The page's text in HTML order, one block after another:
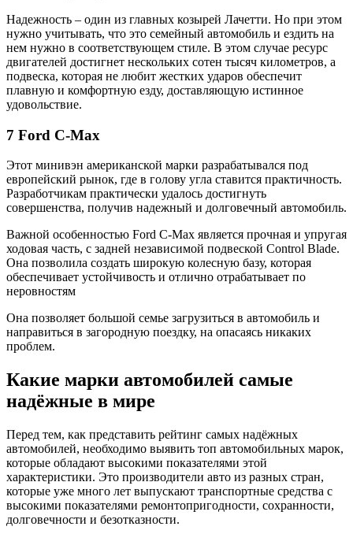
Надежность – один из главных козырей Лачетти. Но при этом
нужно учитывать, что это семейный автомобиль и ездить на
нем нужно в соответствующем стиле. В этом случае ресурс
двигателей достигнет нескольких сотен тысяч километров, а
подвеска, которая не любит жестких ударов обеспечит
плавную и комфортную езду, доставляющую истинное
удовольствие.
7 Ford C-Max
Этот минивэн американской марки разрабатывался под
европейский рынок, где в голову угла ставится практичность.
Разработчикам практически удалось достигнуть
совершенства, получив надежный и долговечный автомобиль.
Важной особенностью Ford C-Max является прочная и упругая
ходовая часть, с задней независимой подвеской Control Blade.
Она позволила создать широкую колесную базу, которая
обеспечивает устойчивость и отлично отрабатывает по
неровностям
Она позволяет большой семье загрузиться в автомобиль и
направиться в загородную поездку, на опасаясь никаких
проблем.
Какие марки автомобилей самые
надёжные в мире
Перед тем, как представить рейтинг самых надёжных
автомобилей, необходимо выявить топ автомобильных марок,
которые обладают высокими показателями этой
характеристики. Это производители авто из разных стран,
которые уже много лет выпускают транспортные средства с
высокими показателями ремонтопригодности, сохранности,
долговечности и безотказности.